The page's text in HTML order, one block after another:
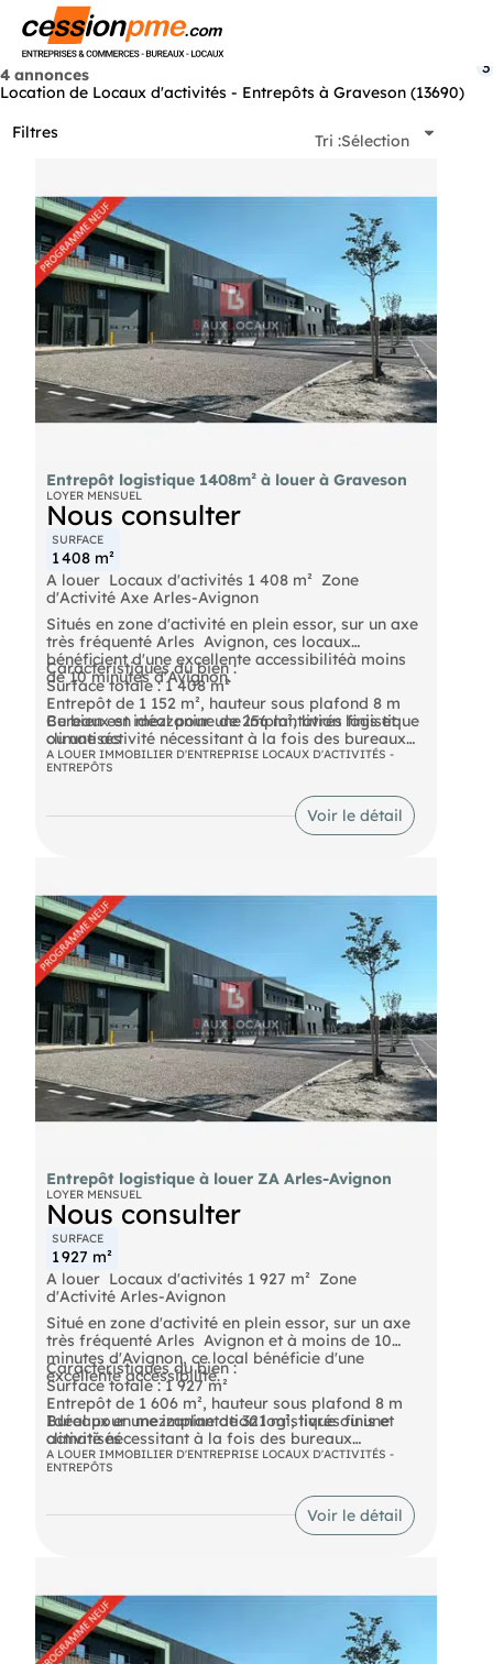
4 annonces
Location de Locaux d'activités - Entrepôts à Graveson (13690)
Filtres
3
Tri :Sélection
Entrepôt logistique 1408m² à louer à Graveson
LOYER MENSUEL
Nous consulter
SURFACE
1 408 m²
A louer  Locaux d'activités 1 408 m²  Zone
d'Activité Axe Arles-Avignon
Situés en zone d'activité en plein essor, sur un axe
très fréquenté Arles  Avignon, ces locaux
bénéficient d'une excellente accessibilitéà moins
de 10 minutes d'Avignon.
Caractéristiques du bien :
Surface totale : 1 408 m²
Entrepôt de 1 152 m², hauteur sous plafond 8 m
Bureaux en mezzanine de 256 m², livrés finis et
climatisés
Quais de déchargement avec 2 portes
sectionnelles : une à quai, l'autre de plain-pied
Terrain clos avec places de parking privatives
Ce bien est idéal pour une implantation logistique
ou une activité nécessitant à la fois des bureaux
fonctionnels et un entrepôt spacieux, dans une
zone dynamique et en développement.
A LOUER IMMOBILIER D'ENTREPRISE LOCAUX D'ACTIVITÉS -
ENTREPÔTS
Voir le détail
Entrepôt logistique à louer ZA Arles-Avignon
LOYER MENSUEL
Nous consulter
SURFACE
1 927 m²
A louer  Locaux d'activités 1 927 m²  Zone
d'Activité Arles-Avignon
Situé en zone d'activité en plein essor, sur un axe
très fréquenté Arles  Avignon et à moins de 10
minutes d'Avignon, ce local bénéficie d'une
excellente accessibilité.
Caractéristiques du bien :
Surface totale : 1 927 m²
Entrepôt de 1 606 m², hauteur sous plafond 8 m
Bureaux en mezzanine de 321 m², livrés finis et
climatisés
Quais de déchargement avec 2 portes
sectionnelles : une à quai, l'autre de plain-pied
Terrain clos avec places de parking privatives
Idéal pour une implantation logistique ou une
activité nécessitant à la fois des bureaux
fonctionnels et un entrepôt spacieux, dans une
zone dynamique et en développement.
A LOUER IMMOBILIER D'ENTREPRISE LOCAUX D'ACTIVITÉS -
ENTREPÔTS
Voir le détail